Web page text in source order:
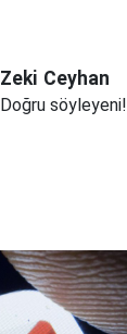
Zeki Ceyhan
Doğru söyleyeni!